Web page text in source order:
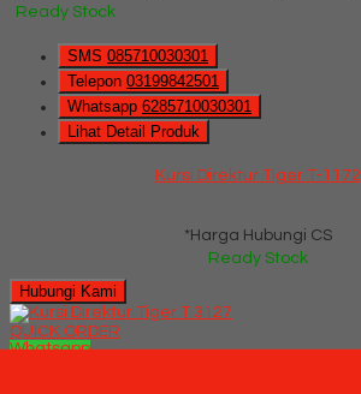
Ready Stock
SMS 085710030301
Telepon 03199842501
Whatsapp 6285710030301
Lihat Detail Produk
Kursi Direktur Tiger T-1172
*Harga Hubungi CS
Ready Stock
Hubungi Kami
QUICK ORDER
Whatsapp